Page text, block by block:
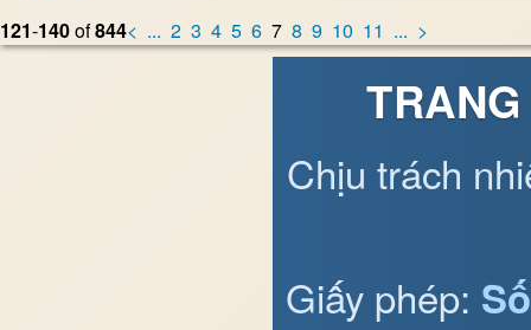
121-140of844< ... 2 3 4 5 6 7 8 9 10 11 ... >
Chịu trách
Giấy phép: